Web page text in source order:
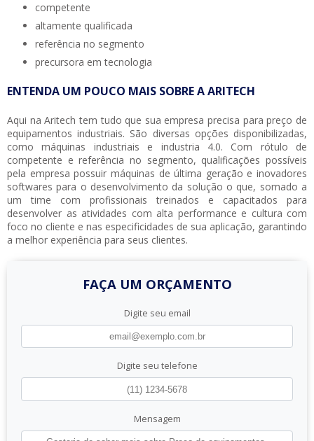
competente
altamente qualificada
referência no segmento
precursora em tecnologia
ENTENDA UM POUCO MAIS SOBRE A ARITECH
Aqui na Aritech tem tudo que sua empresa precisa parapreço de
equipamentos industriais. São diversas opções disponibilizadas,
como máquinas industriais e industria 4.0. Com rótulo de
competente e referência no segmento, qualificações possíveis
pela empresa possuir máquinas de última geração e inovadores
softwares para o desenvolvimento da solução o que, somado a
um time com profissionais treinados e capacitados para
desenvolver as atividades com alta performance e cultura com
foco no cliente e nas especificidades de sua aplicação, garantindo
a melhor experiência para seus clientes.
FAÇA UM ORÇAMENTO
Digite seu email
Digite seu telefone
Mensagem